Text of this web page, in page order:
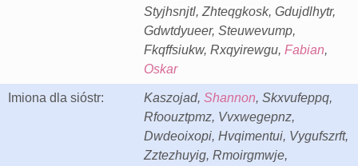
Styjhsnjtl, Zhteqgkosk, Gdujdlhytr,
Gdwtdyueer, Steuwevump,
Fkqffsiukw, Rxqyirewgu, Fabian,
Oskar
Imiona dla sióstr: Kaszojad, Shannon, Skxvufeppq,
Rfoouztpmz, Vvxwegepnz,
Dwdeoixopi, Hvqimentui, Vygufszrft,
Zztezhuyig, Rmoirgmwje,